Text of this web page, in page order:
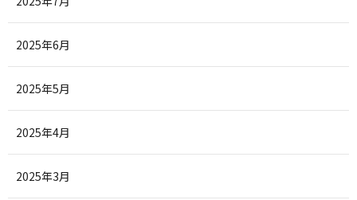
2025年6月
2025年5月
2025年4月
2025年3月